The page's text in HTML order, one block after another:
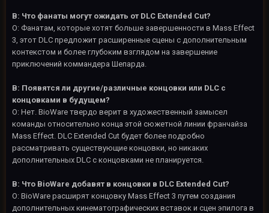
В: Что фанаты могут ожидать от DLC Extended Cut?
О: Фанатам, которые хотят больше завершенности в Mass Effect
3, этот DLC предложит расширенные сцены с дополнительным
контекстом и более глубоким взглядом на завершение
приключений коммандера Шепарда.
В: Появятся ли другие/различные концовки или DLC с
концовками в будущем?
О: Нет. BioWare твердо верит в художественный замысел
команды относительно конца этой сюжетной линии франчайза
Mass Effect. DLC Extended Cut будет более подробно
рассматривать существующие концовки, но никаких
дополнительных DLC с концовками не планируется.
В: Что BioWare добавят в концовки в DLC Extended Cut?
О: BioWare расширят концовку Mass Effect 3 путем создания
дополнительных кинематографических вставок и сцен эпилога в